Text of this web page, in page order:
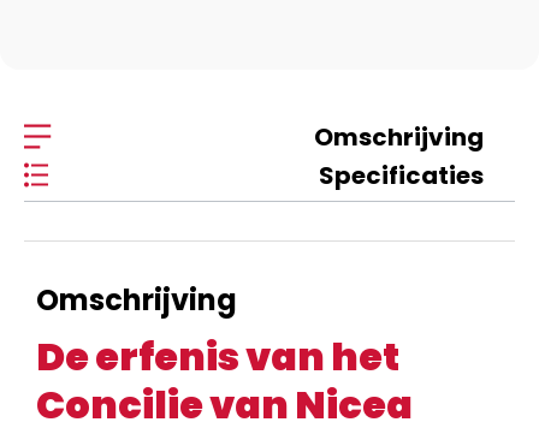
Omschrijving
Specificaties
Omschrijving
De erfenis van het
Concilie van Nicea